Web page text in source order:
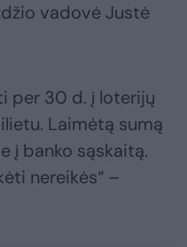
vadovė Justė
per 30 d. į loterijų
Laimėtą sumą
į banko sąskaitą.
nereikės“ –